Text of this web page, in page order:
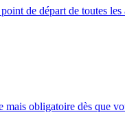
de départ de toutes les
obligatoire dès que